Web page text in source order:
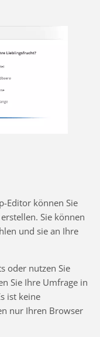
Editor können Sie
Sie können
und sie an Ihre
oder nutzen Sie
Sie Ihre Umfrage in
ist keine
nur Ihren Browser